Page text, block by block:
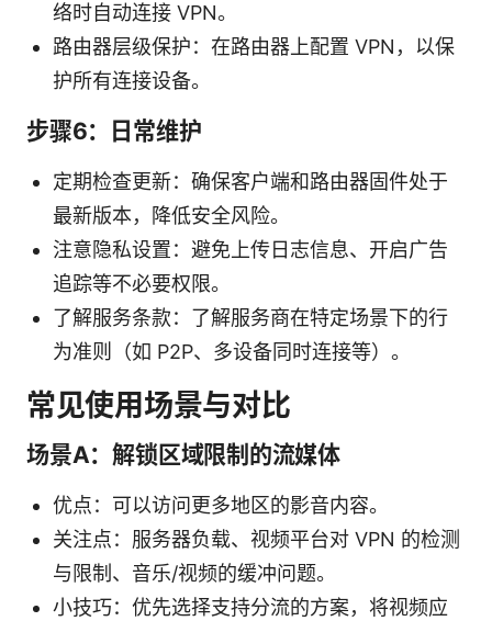
络时自动连接 VPN。
路由器层级保护：在路由器上配置 VPN，以保
护所有连接设备。
步骤6：日常维护
定期检查更新：确保客户端和路由器固件处于
最新版本，降低安全风险。
注意隐私设置：避免上传日志信息、开启广告
追踪等不必要权限。
了解服务条款：了解服务商在特定场景下的行
为准则（如 P2P、多设备同时连接等）。
常见使用场景与对比
场景A：解锁区域限制的流媒体
优点：可以访问更多地区的影音内容。
关注点：服务器负载、视频平台对 VPN 的检测
与限制、音乐/视频的缓冲问题。
小技巧：优先选择支持分流的方案，将视频应